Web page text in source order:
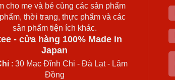
cho mẹ và bé cùng các sản phẩm
thời trang, thực phẩm và các
sản phẩm tiện ích khác.
- cửa hàng 100% Made in
Japan
: 30 Mạc Đĩnh Chi - Đà Lạt - Lâm
Đồng